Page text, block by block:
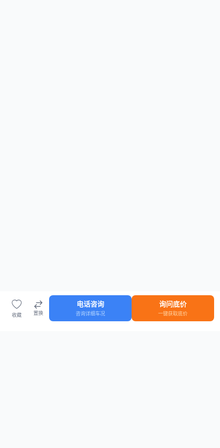
收藏 置换
电话咨询
咨询详细车况
询问底价
一键获取底价
车源 知识 登录